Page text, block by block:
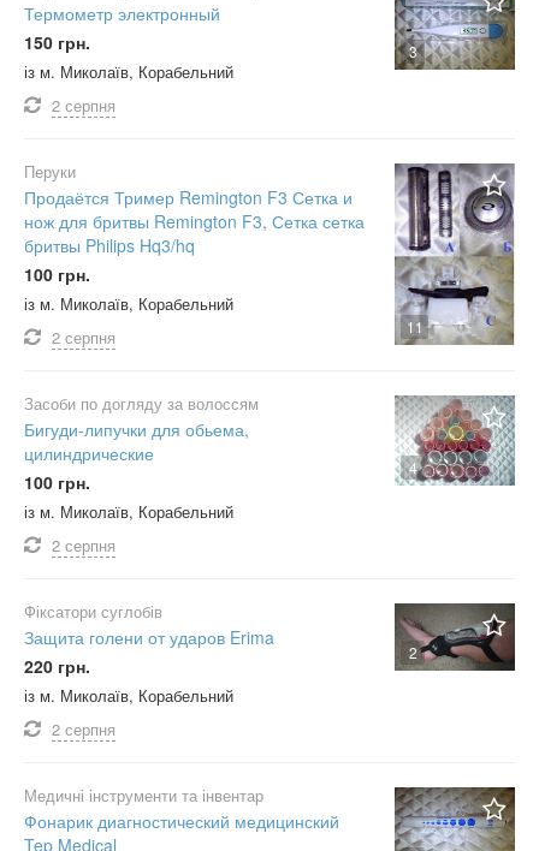
3
Термометр электронный
150 грн.
із м. Миколаїв, Корабельний
2 серпня
11
Перуки
Продаётся Тример Remington F3 Сетка и
нож для бритвы Remington F3, Сетка сетка
бритвы Philips Hq3/hq
100 грн.
із м. Миколаїв, Корабельний
2 серпня
4
Засоби по догляду за волоссям
Бигуди-липучки для обьема,
цилиндрические
100 грн.
із м. Миколаїв, Корабельний
2 серпня
2
Фіксатори суглобів
Защита голени от ударов Erima
220 грн.
із м. Миколаїв, Корабельний
2 серпня
Медичні інструменти та інвентар
Фонарик диагностический медицинский
Tep Medical